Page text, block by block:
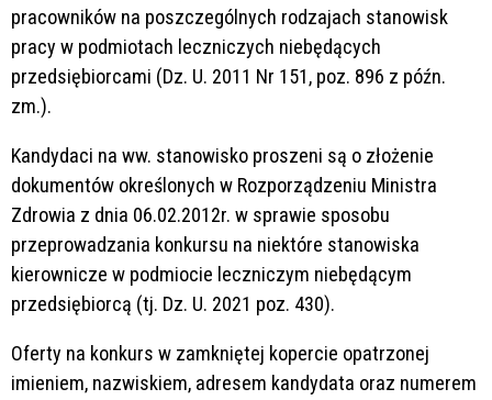
pracowników na poszczególnych rodzajach stanowisk
pracy w podmiotach leczniczych niebędących
przedsiębiorcami (Dz. U. 2011 Nr 151, poz. 896 z późn.
zm.).
Kandydaci na ww. stanowisko proszeni są o złożenie
dokumentów określonych w Rozporządzeniu Ministra
Zdrowia z dnia 06.02.2012r. w sprawie sposobu
przeprowadzania konkursu na niektóre stanowiska
kierownicze w podmiocie leczniczym niebędącym
przedsiębiorcą (tj. Dz. U. 2021 poz. 430).
Oferty na konkurs w zamkniętej kopercie opatrzonej
imieniem, nazwiskiem, adresem kandydata oraz numerem